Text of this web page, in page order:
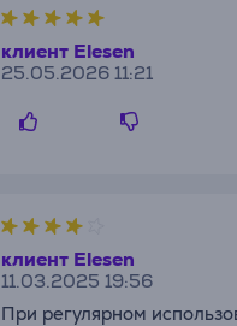
клиент Elesen
25.05.2026 11:21
клиент Elesen
11.03.2025 19:56
При регулярном